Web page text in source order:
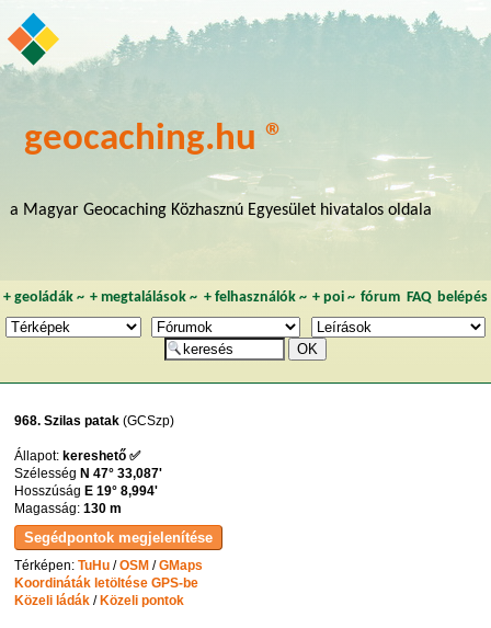
geocaching.hu ®
a Magyar Geocaching Közhasznú Egyesület hivatalos oldala
+ geoládák~ +megtalálások ~ + felhasználók~ + poi~ fórum FAQ belépés
968. Szilas patak (GCSzp)
Állapot: kereshető ✅
Szélesség N 47° 33,087'
Hosszúság E 19° 8,994'
Magasság:130 m
Térképen:TuHu /OSM /GMaps
Koordináták letöltése GPS-be
Közeli ládák /Közeli pontok